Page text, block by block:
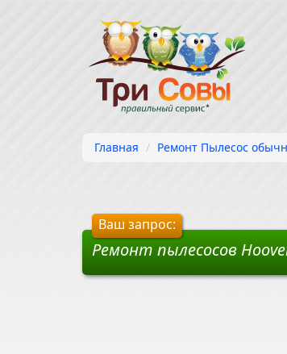
Главная Ремонт Пылесос
Ваш запрос:
Ремонт пылесосов